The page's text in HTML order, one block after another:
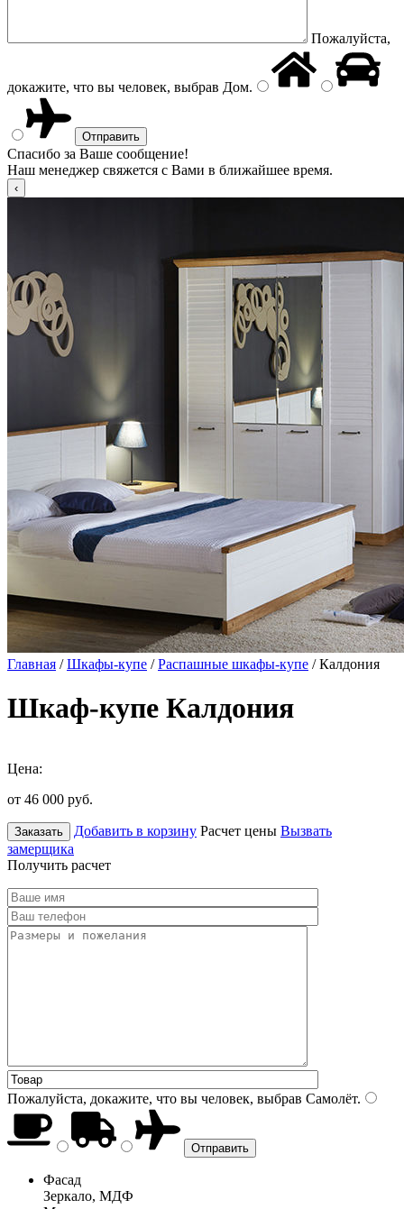
Пожалуйста,
докажите, что вы человек, выбрав Дом.
Спасибо за Ваше сообщение!
Наш менеджер свяжется с Вами в ближайшее время.
Главная /Шкафы-купе /Распашные шкафы-купе / Калдония
Шкаф-купе Калдония
Цена:
от 46 000 руб.
Заказать Добавить в корзину Расчет цены Вызвать
замерщика
Получить расчет
Пожалуйста, докажите, что вы человек, выбрав Самолёт.
Фасад
Зеркало, МДФ